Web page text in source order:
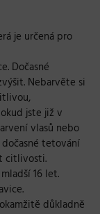
je určená pro
Dočasné
Nebarvěte si
jste již v
vlasů nebo
tetování
citlivosti.
16 let.
důkladně